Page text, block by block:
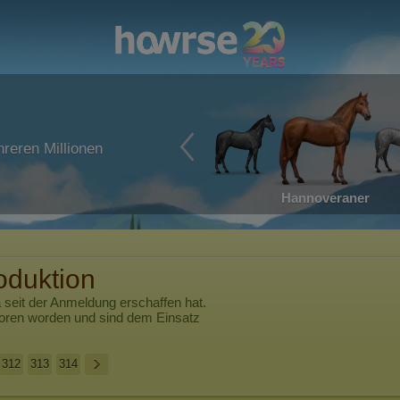
Millionen
Hannoveraner
seit der Anmeldung erschaffen hat.
worden und sind dem Einsatz
312 313 314